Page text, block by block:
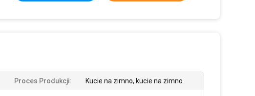
Proces Produkcji: Kucie na zimno, kucie na zimno